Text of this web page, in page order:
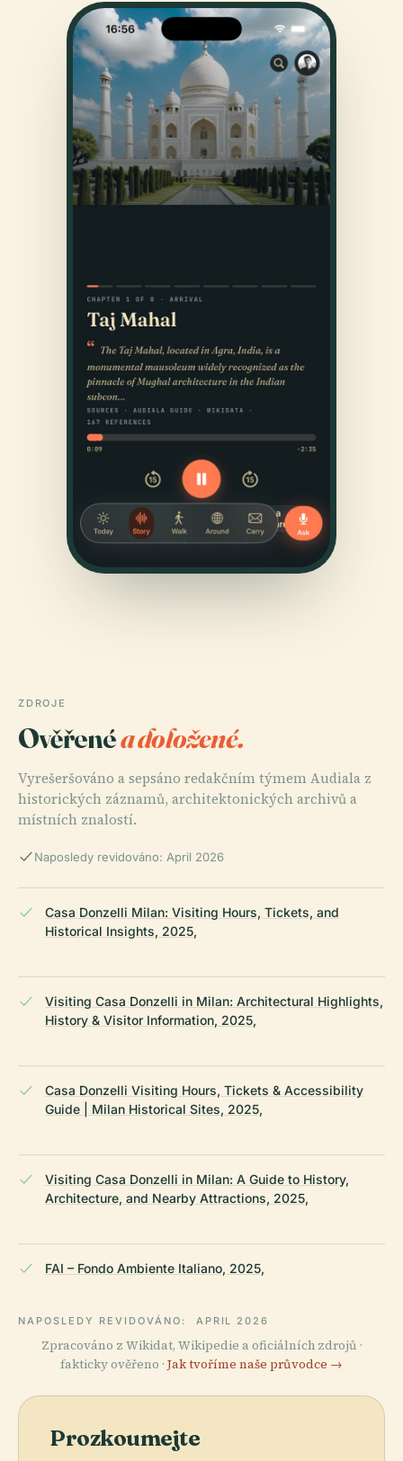
ZDROJE
Ověřenéa doložené.
Vyrešeršováno a sepsáno redakčním týmem Audiala z
historických záznamů, architektonických archivů a
místních znalostí.
Naposledy revidováno: April 2026
Casa Donzelli Milan: Visiting Hours, Tickets, and
Historical Insights, 2025,
Visiting Casa Donzelli in Milan: Architectural Highlights,
History & Visitor Information, 2025,
Casa Donzelli Visiting Hours, Tickets & Accessibility
Guide | Milan Historical Sites, 2025,
Visiting Casa Donzelli in Milan: A Guide to History,
Architecture, and Nearby Attractions, 2025,
FAI – Fondo Ambiente Italiano, 2025,
NAPOSLEDY REVIDOVÁNO: APRIL 2026
Zpracováno z Wikidat, Wikipedie a oficiálních zdrojů ·
fakticky ověřeno · Jak tvoříme naše průvodce →
Prozkoumejte